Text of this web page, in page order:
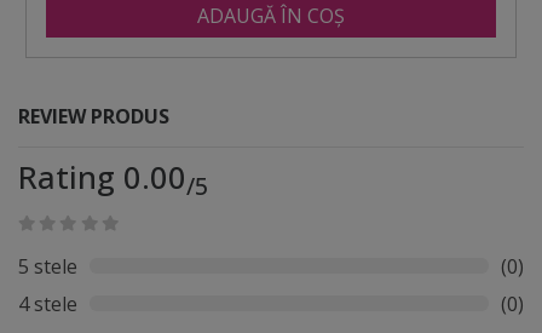
ADAUGĂ ÎN COȘ
REVIEW PRODUS
Rating 0.00/5
5 stele
(0)
4 stele
(0)